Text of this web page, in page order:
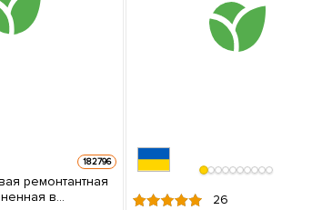
182796
ремонтантная
в
26